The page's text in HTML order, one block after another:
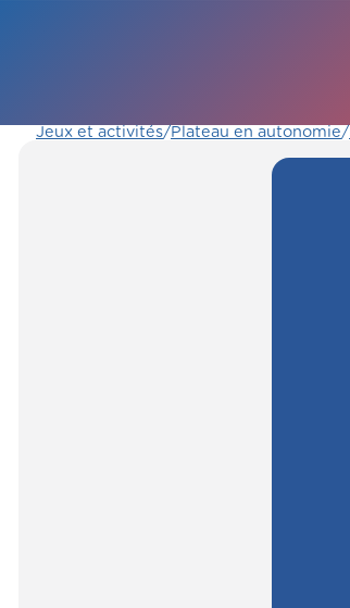
Jeux et activités/Plateau en autonomie/